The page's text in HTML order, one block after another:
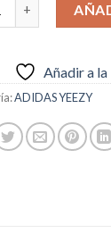
Añadir a
ADIDAS YEEZY